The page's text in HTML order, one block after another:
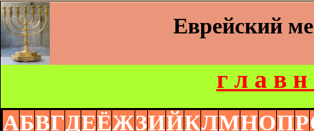
Еврейский
г л а в н
АБВГДЕЁЖЗИЙКЛМНОПР